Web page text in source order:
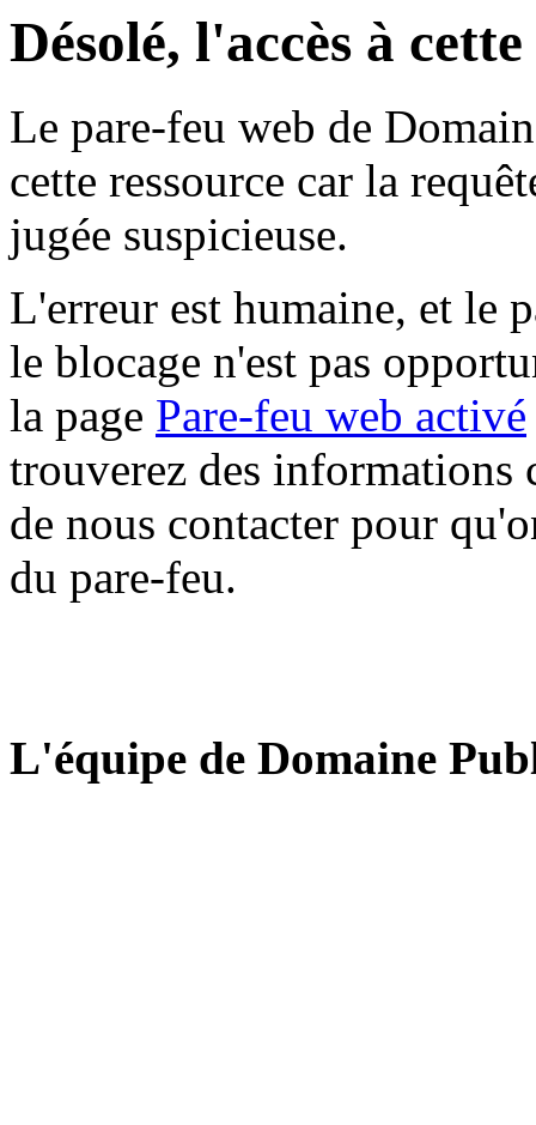
Désolé, l'accès à
Le pare-feu web de
cette ressource car la
jugée suspicieuse.
L'erreur est humaine, et le
le blocage n'est pas
la page Pare-feu web activé
trouverez des informations
de nous contacter pour
du pare-feu.
L'équipe de Domaine